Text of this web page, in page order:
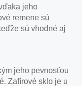
jeho
remene sú
sú vhodné aj
jeho pevnosťou
Zafírové sklo je u